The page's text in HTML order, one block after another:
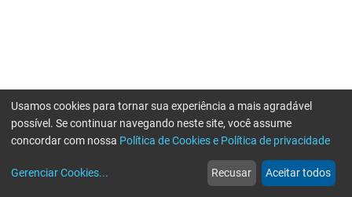
web
Notícias
more_horiz
Mais
Usamos cookies para tornar sua experiência a mais agradável
possível. Se continuar navegando neste site, você assume
concordar com nossa Política de Cookies e Política de privacidade
Gerenciar Cookies... Recusar Aceitar todos
Erro ao enviar informações, por favor tente novamente